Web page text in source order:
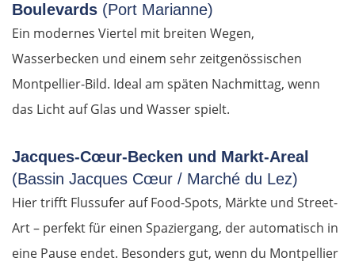
Boulevards (Port Marianne)
Ein modernes Viertel mit breiten Wegen,
Wasserbecken und einem sehr zeitgenössischen
Montpellier-Bild. Ideal am späten Nachmittag, wenn
das Licht auf Glas und Wasser spielt.
Jacques-Cœur-Becken und Markt-Areal
(Bassin Jacques Cœur / Marché du Lez)
Hier trifft Flussufer auf Food-Spots, Märkte und Street-
Art – perfekt für einen Spaziergang, der automatisch in
eine Pause endet. Besonders gut, wenn du Montpellier
Estland
Tallinn